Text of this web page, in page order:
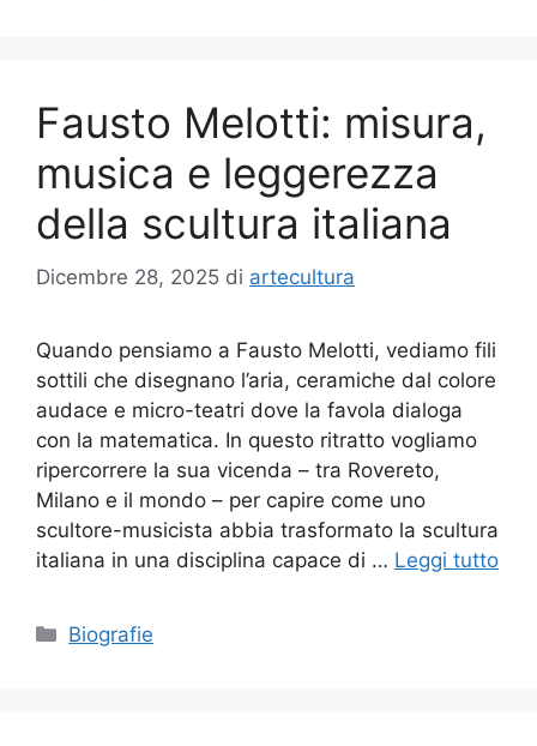
Fausto Melotti: misura,
musica e leggerezza
della scultura italiana
Dicembre 28, 2025 di artecultura
Quando pensiamo a Fausto Melotti, vediamo fili
sottili che disegnano l’aria, ceramiche dal colore
audace e micro-teatri dove la favola dialoga
con la matematica. In questo ritratto vogliamo
ripercorrere la sua vicenda – tra Rovereto,
Milano e il mondo – per capire come uno
scultore-musicista abbia trasformato la scultura
italiana in una disciplina capace di … Leggi tutto
Categorie
Biografie